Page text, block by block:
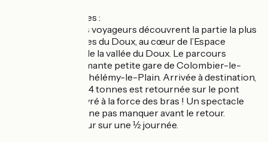
Le Train des Gorges :
A toute vapeur, les voyageurs découvrent la partie la plus
sauvage des Gorges du Doux, au cœur de l’Espace
Naturel Sensible de la vallée du Doux. Le parcours
s’achève à la charmante petite gare de Colombier-le-
Vieux / Saint-Barthélémy-le-Plain. Arrivée à destination,
la locomotive de 44 tonnes est retournée sur le pont
tournant manœuvré à la force des bras ! Un spectacle
impressionnant à ne pas manquer avant le retour.
Voyage aller-retour sur une ½ journée.